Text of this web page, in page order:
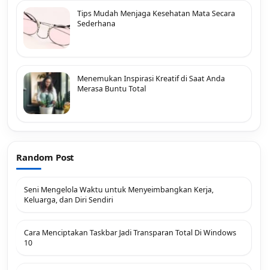
Tips Mudah Menjaga Kesehatan Mata Secara
Sederhana
Menemukan Inspirasi Kreatif di Saat Anda
Merasa Buntu Total
Random Post
Seni Mengelola Waktu untuk Menyeimbangkan Kerja,
Keluarga, dan Diri Sendiri
Cara Menciptakan Taskbar Jadi Transparan Total Di Windows
10